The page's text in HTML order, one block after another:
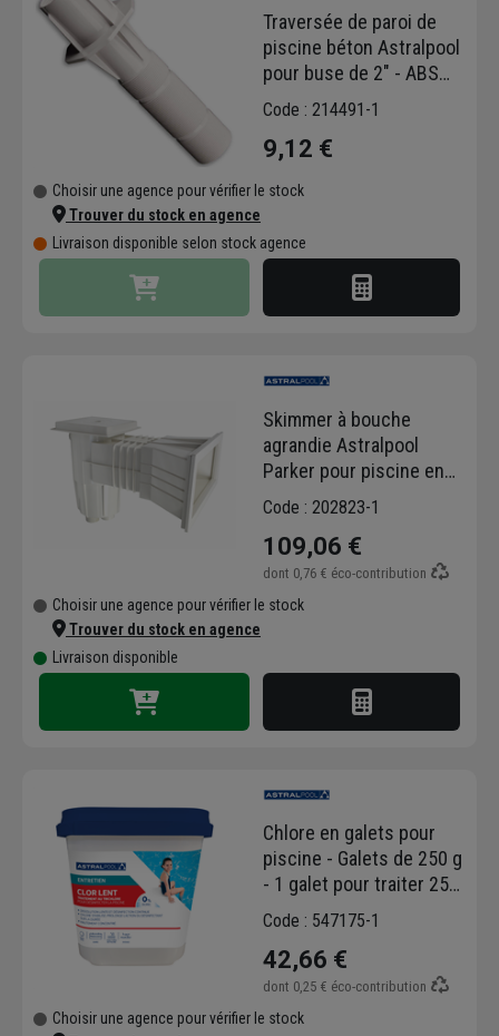
Traversée de paroi de
piscine béton Astralpool
pour buse de 2" - ABS
blanc - Ø intérieur 50 mm
- long. 300 mm
Code : 214491-1
9,12 €
Choisir une agence pour vérifier le stock
Trouver du stock en agence
Livraison disponible selon stock agence
Skimmer à bouche
agrandie Astralpool
Parker pour piscine en
liner - ABS blanc - 15
litres - couvercle carré
Code : 202823-1
109,06 €
dont 0,76 € éco-contribution
Choisir une agence pour vérifier le stock
Trouver du stock en agence
Livraison disponible
Chlore en galets pour
piscine - Galets de 250 g
- 1 galet pour traiter 25
m3 d'eau - Seau de 5 kg
Code : 547175-1
42,66 €
dont 0,25 € éco-contribution
Choisir une agence pour vérifier le stock